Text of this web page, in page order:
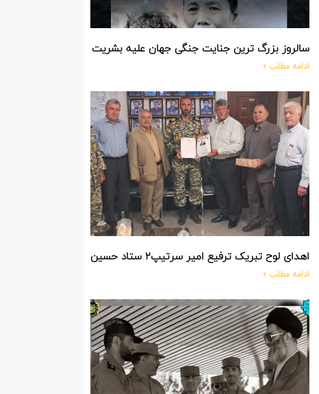
سالروز بزرگ ترین جنایت جنگی جهان علیه بشریت توسط بزرگ ترین
ادامه مطلب »
اهدای لوح تبریک ترفیع امیر سرتیپ۲ ستاد حسین صادق زاده فرمانده تیپ ۲۵ واکنش سریع شهید آبگون نزاجا مستقر در تبریز
ادامه مطلب »